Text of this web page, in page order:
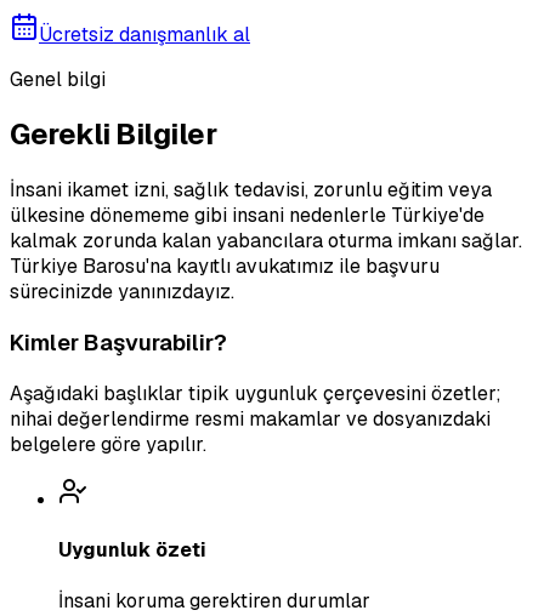
Ücretsiz danışmanlık al
Genel bilgi
Gerekli Bilgiler
İnsani ikamet izni, sağlık tedavisi, zorunlu eğitim veya
ülkesine dönememe gibi insani nedenlerle Türkiye'de
kalmak zorunda kalan yabancılara oturma imkanı sağlar.
Türkiye Barosu'na kayıtlı avukatımız ile başvuru
sürecinizde yanınızdayız.
Kimler Başvurabilir?
Aşağıdaki başlıklar tipik uygunluk çerçevesini özetler;
nihai değerlendirme resmi makamlar ve dosyanızdaki
belgelere göre yapılır.
Uygunluk özeti
İnsani koruma gerektiren durumlar